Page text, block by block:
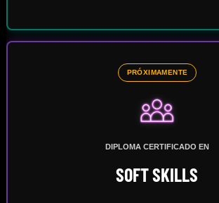
PRÓXIMAMENTE
DIPLOMA CERTIFICADO EN
SOFT SKILLS